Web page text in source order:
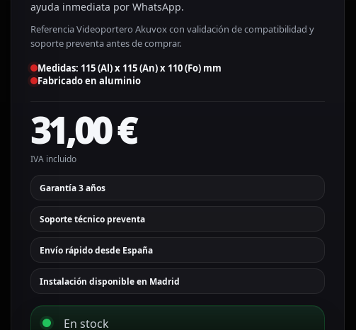
ayuda inmediata por WhatsApp.
Referencia Videoportero Akuvox con validación de compatibilidad y
soporte preventa antes de comprar.
Medidas: 115 (Al) x 115 (An) x 110 (Fo) mm
Fabricado en aluminio
31,00€
IVA incluido
Garantía 3 años
Soporte técnico preventa
Envío rápido desde España
Instalación disponible en Madrid
En stock